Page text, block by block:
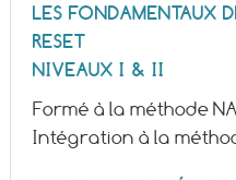
LES FONDAMENTAUX
RESET
NIVEAUX I & II
Formé à la méthode
Intégration à la